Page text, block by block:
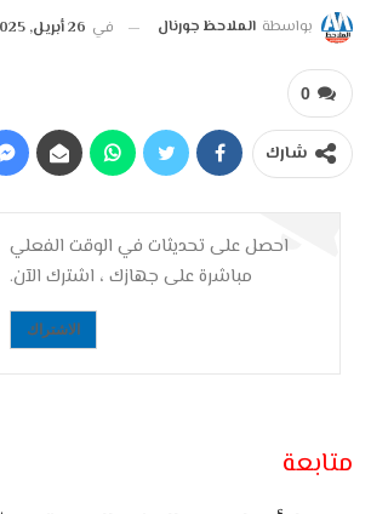
بواسطة الملاحظ جورنال في 26 أبريل, 2025
0
شارك
احصل على تحديثات في الوقت الفعلي
مباشرة على جهازك ، اشترك الآن.
الاشتراك
متابعة